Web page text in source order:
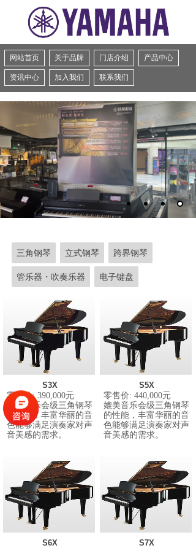
网站首页 关于品牌 门店介绍 产品中心
资讯中心 加入我们 联系我们
三角钢琴 立式钢琴 跨界钢琴
管乐器・吹奏乐器 电子键盘
S3X
零售价: 390,000元
媲美音乐会级三角钢琴
的性能，丰富华丽的音
色能够满足演奏家对声
音美感的需求。
S5X
零售价: 440,000元
媲美音乐会级三角钢琴
的性能，丰富华丽的音
色能够满足演奏家对声
音美感的需求。
S6X
S7X